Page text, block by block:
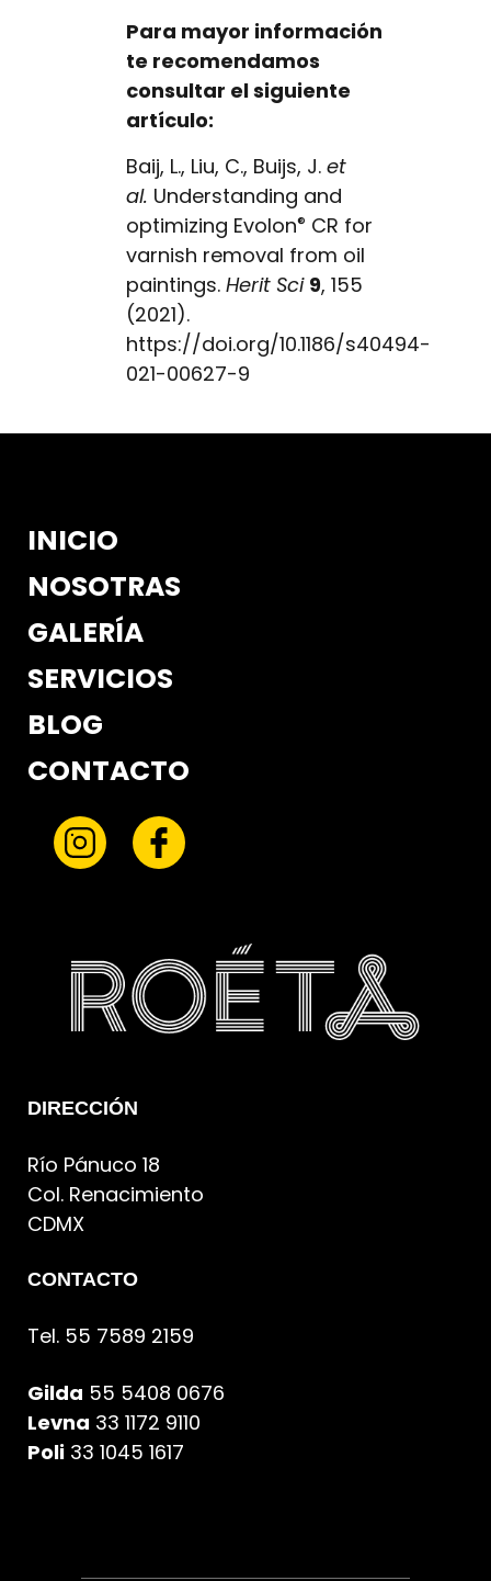
Para mayor información
te recomendamos
consultar el siguiente
artículo:
Baij, L., Liu, C., Buijs, J. et
al. Understanding and
optimizing Evolon® CR for
varnish removal from oil
paintings. Herit Sci 9, 155
(2021).
https://doi.org/10.1186/s40494-
021-00627-9
INICIO
NOSOTRAS
GALERÍA
SERVICIOS
BLOG
CONTACTO
DIRECCIÓN
Río Pánuco 18
Col. Renacimiento
CDMX
CONTACTO
Tel. 55 7589 2159
Gilda 55 5408 0676
Levna 33 1172 9110
Poli 33 1045 1617